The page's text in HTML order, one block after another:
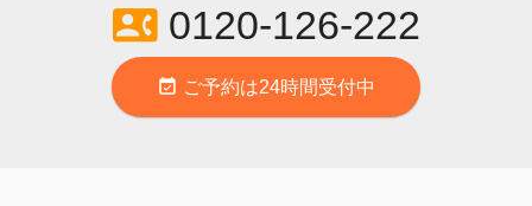
contact_phone0120-126-222
event_available ご予約は24時間受付中